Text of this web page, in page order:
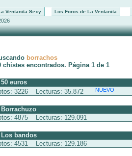
Ventanita Sexy Los Foros de La Ventanita
borrachos
chistes encontrados. Página 1 de 1
50 euros
3226 Lecturas: 35.872
NUEVO
Borrachuzo
4875 Lecturas: 129.091
Los bandos
4531 Lecturas: 129.186